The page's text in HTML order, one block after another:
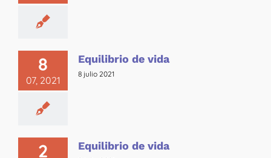
8
07, 2021
Equilibrio de vida
8 julio 2021
2 Equilibrio de vida